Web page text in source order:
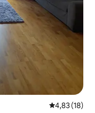
Średnia
4,83 (18)